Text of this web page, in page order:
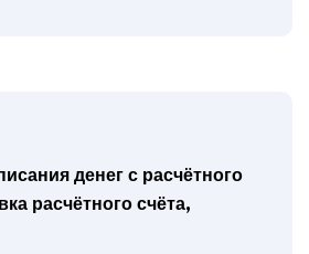
денег с расчётного
расчётного счёта,